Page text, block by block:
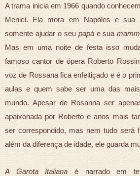
A trama inicia em 1966 quando
Menici. Ela mora em Napóles e sua
somente ajudar o seupapáe sua
Mas em uma noite de festa isso
famoso cantor de ópera Roberto
voz de Rossana fica enfeitiçado e é o
aulas e quem sabe ser uma das
mundo. Apesar de Rosanna ser
apaixonada por Roberto e anos mais
ser correspondido, mas nem tudo será
além da diferença de idade, ele guarda
A Garota Italiana é narrado em